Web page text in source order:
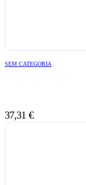
SEM CATEGORIA
37,31 €